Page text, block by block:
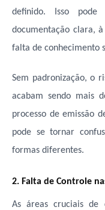
definido. Isso
documentação clara,
falta de conhecimento
Sem padronização, o
acabam sendo mais
processo de emissão
pode se tornar
formas diferentes.
2. Falta de Controle
As áreas cruciais de